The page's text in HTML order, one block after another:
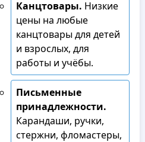
Канцтовары. Низкие
цены на любые
канцтовары для детей
и взрослых, для
работы и учёбы.
Письменные
принадлежности.
Карандаши, ручки,
стержни, фломастеры,